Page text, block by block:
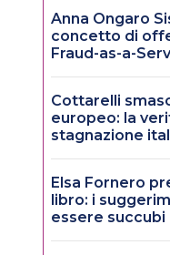
Anna Ongaro
concetto di
Fraud-as-a-
Cottarelli
europeo: la
stagnazione
Elsa Fornero
libro: i
essere succubi